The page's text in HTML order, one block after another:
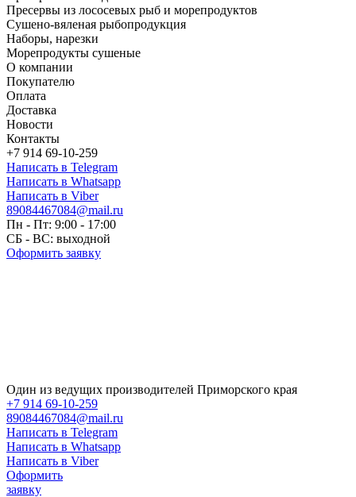
Пресервы из лососевых рыб и морепродуктов
Сушено-вяленая рыбопродукция
Наборы, нарезки
Морепродукты сушеные
О компании
Покупателю
Оплата
Доставка
Новости
Контакты
+7 914 69-10-259
Написать в Telegram
Написать в Whatsapp
Написать в Viber
89084467084@mail.ru
Пн - Пт: 9:00 - 17:00
СБ - ВС: выходной
Оформить заявку
Один из ведущих производителей Приморского края
+7 914 69-10-259
89084467084@mail.ru
Написать в Telegram
Написать в Whatsapp
Написать в Viber
Оформить
заявку